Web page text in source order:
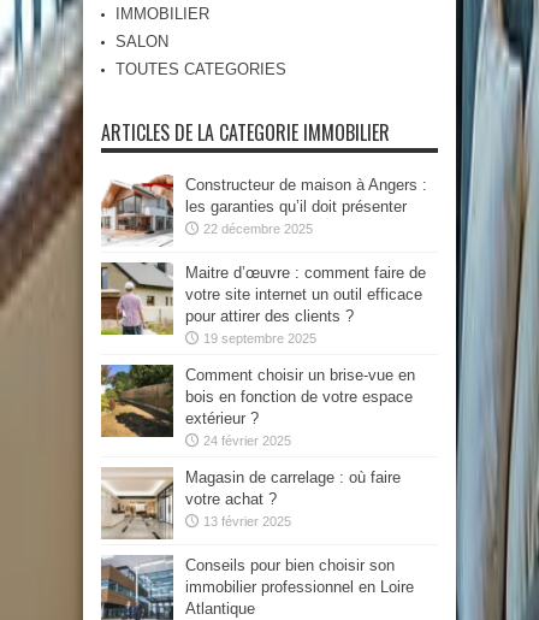
IMMOBILIER
SALON
TOUTES CATEGORIES
ARTICLES DE LA CATEGORIE IMMOBILIER
Constructeur de maison à Angers :
les garanties qu’il doit présenter
22 décembre 2025
Maitre d’œuvre : comment faire de
votre site internet un outil efficace
pour attirer des clients ?
19 septembre 2025
Comment choisir un brise-vue en
bois en fonction de votre espace
extérieur ?
24 février 2025
Magasin de carrelage : où faire
votre achat ?
13 février 2025
Conseils pour bien choisir son
immobilier professionnel en Loire
Atlantique